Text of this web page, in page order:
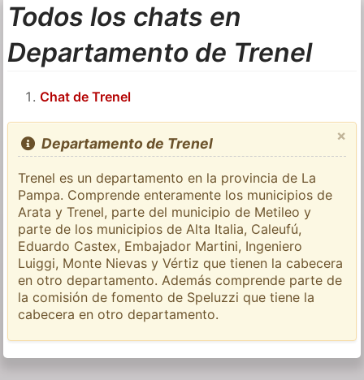
Todos los chats en
Departamento de Trenel
Chat de Trenel
×
Departamento de Trenel
Trenel es un departamento en la provincia de La
Pampa. Comprende enteramente los municipios de
Arata y Trenel, parte del municipio de Metileo y
parte de los municipios de Alta Italia, Caleufú,
Eduardo Castex, Embajador Martini, Ingeniero
Luiggi, Monte Nievas y Vértiz que tienen la cabecera
en otro departamento. Además comprende parte de
la comisión de fomento de Speluzzi que tiene la
cabecera en otro departamento.